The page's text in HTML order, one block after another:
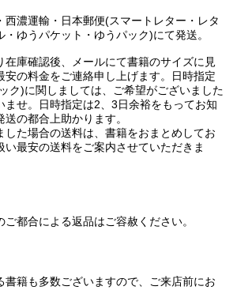
西濃運輸・日本郵便(スマートレター・レタ
ゆうパケット・ゆうパック)にて発送。
庫確認後、メールにて書籍のサイズに見
安の料金をご連絡申し上げます。日時指定
ク)に関しましては、ご希望がございました
ませ。日時指定は2、3日余裕をもってお知
の都合上助かります。
た場合の送料は、書籍をおまとめしてお
い最安の送料をご案内させていただきま
都合による返品はご容赦ください。
書籍も多数ございますので、ご来店前にお